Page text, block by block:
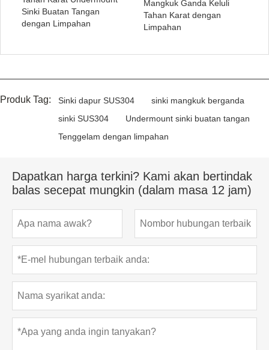
Sinki Buatan Tangan
dengan Limpahan
Mangkuk Ganda Keluli
Tahan Karat dengan
Limpahan
Produk Tag: Sinki dapur SUS304
sinki mangkuk berganda
sinki SUS304
Undermount sinki buatan tangan
Tenggelam dengan limpahan
Dapatkan harga terkini? Kami akan bertindak
balas secepat mungkin (dalam masa 12 jam)